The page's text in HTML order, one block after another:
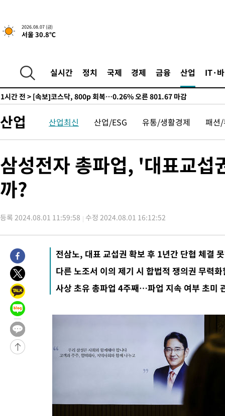
2026.08.07 (금)
서울 30.8℃
실시간 정치 국제 경제 금융 산업 IT·
25분 전 >[속보]7~9일 프로야구 3연전도 폭염 취소…11일 재개
30분 전 >"韓 외환시장 개입 관측 배경엔 美의 대한국 무역적자 있어"
36분 전 >서울 낮 37.9도, 올여름 최고치 경신…영등포 순간 '40도'
[속보]종합특검, 대검 추가 압수수색…내란 중요임무종사 혐의
1시간 전 > [속보]코스닥, 800p 회복…0.26% 오른 801.67 마감
1시간 전 >
[속보]원·달러 환율, 0.7원 내린 1423.8원 마감
2시간 전 >"여기 떨어졌다"…다누리, 스페이스X 로켓 달 충돌 흔적 포착
5시간 전 >내일까지 39도 '펄펄'…기상청 "태풍 지나며 폭염 잠시 꺾인다"
-19076초 전 >
합)
-18512초 전 >
-15990초 전 >경찰, '홍명보는 2순위' 결론냈던 스포츠윤리센터도 압수수색
-1586초 전 >[속보]합참 "北 발사체는 단거리탄도미사일…감시·경계태세
-1334초 전 >
日방위성, 北이 동해로 쏜 발사체는 탄도미사일 가능성
3분 전 >
[속보] SKT, 에이닷 서비스 장애 발생…"원인 파악 중"
13분 전 >
23분 전 >
'낮 최고 39도' 불볕더위…한밤 열대야도 계속[내일날씨]
24분 전 >
30분 전 >
33분 전 >
'월드컵 탈락 후폭풍' 축구협회…초유의 압수수색에 '충격·당황'
35분 전 >
서울 낮 37.9도, 올여름 최고치 경신…영등포 순간 '40도'
[속보]종합특검, 대검 추가 압수수색…내란 중요임무종사 혐의
[속보]코스닥, 800p 회복…0.26% 오른 801.67 마감
[속보]코스피, 301.88포인트(4.58%) 내린 6296.38 마감
[속보]원·달러 환율, 0.7원 내린 1423.8원 마감
산업 산업최신 산업/ESG 유통/생활경제 패션
삼성전자 총파업, '대표교
까?
등록 2024.08.01 11:59:58 수정 2024.08.01 16:12:52
전삼노, 대표 교섭권 확보 후 1년간 단협 체결
다른 노조서 이의 제기 시 합법적 쟁의권 무력
사상 초유 총파업 4주째…파업 지속 여부 초미